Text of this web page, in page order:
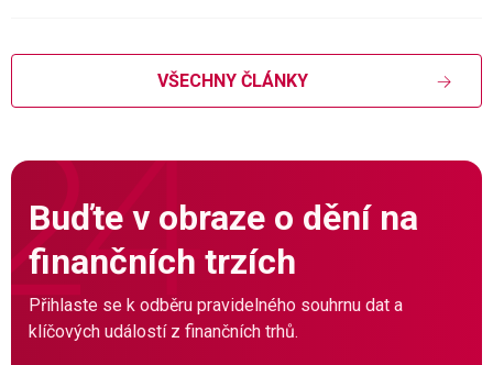
VŠECHNY ČLÁNKY
Buďte v obraze o dění na
finančních trzích
Přihlaste se k odběru pravidelného souhrnu dat a
klíčových událostí z finančních trhů.